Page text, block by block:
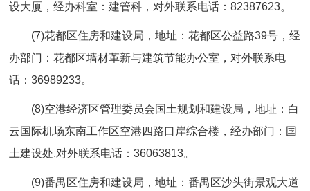
设大厦，经办科室：建管科，对外联系电话：82387623。
(7)花都区住房和建设局，地址：花都区公益路39号，经
办部门：花都区墙材革新与建筑节能办公室，对外联系电
话：36989233。
(8)空港经济区管理委员会国土规划和建设局，地址：白
云国际机场东南工作区空港四路口岸综合楼，经办部门：国
土建设处,对外联系电话：36063813。
(9)番禺区住房和建设局，地址：番禺区沙头街景观大道